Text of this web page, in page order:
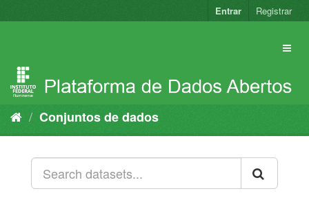
para
Entrar Registrar
Conjuntos de dados